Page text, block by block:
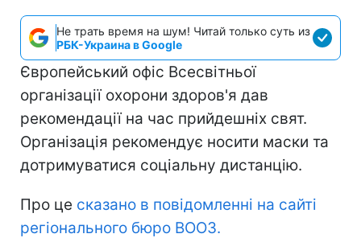
Не трать время на шум! Читай только суть из
РБК-Украина в Google
Європейський офіс Всесвітньої
організації охорони здоров'я дав
рекомендації на час прийдешніх свят.
Організація рекомендує носити маски та
дотримуватися соціальну дистанцію.
Про це сказано в повідомленні на сайті
регіонального бюро ВООЗ.